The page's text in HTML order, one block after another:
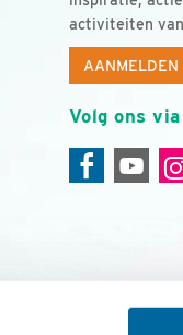
activiteiten
AANMELDEN
Volg ons